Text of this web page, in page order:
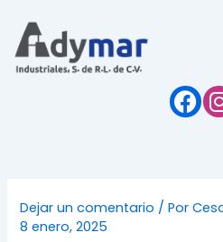
contenido
Dejar un comentario / Por
8 enero, 2025